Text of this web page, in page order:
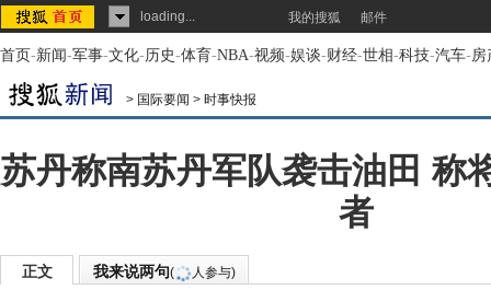
loading... 我的搜狐 邮件
首页-新闻-军事-文化-历史-体育-NBA-视频-娱谈-财经-世相-科技-汽车-房
> 国际要闻 > 时事快报
苏丹称南苏丹军队袭击油田 称
者
正文 我来说两句( 人参与)